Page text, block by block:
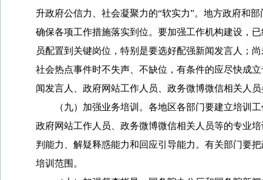
升政府公信力、社会凝聚力的“软实力”。地方政府和
确保各项工作措施落实到位。要加强工作机构建设，
员配置到关键岗位，特别是要选好配强新闻发言人；
社会热点事件时不失声、不缺位，有条件的应尽快成
闻发言人、政府网站工作人员、政务微博微信相关人
（九）加强业务培训。各地区各部门要建立培训工
政府网站工作人员、政务微博微信相关人员等的专业
判能力、解疑释惑能力和回应引导能力。有关部门要
培训范围。